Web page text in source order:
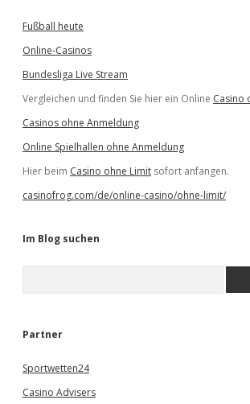
Fußball heute
Online-Casinos
Bundesliga Live Stream
Vergleichen und finden Sie hier ein Online Casino
Casinos ohne Anmeldung
Online Spielhallen ohne Anmeldung
Hier beim Casino ohne Limit sofort anfangen.
casinofrog.com/de/online-casino/ohne-limit/
Im Blog suchen
e
Partner
Sportwetten24
Casino Advisers